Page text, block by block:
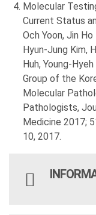
Molecular
Current Status
Och Yoon, Jin Ho
Hyun-Jung Kim,
Huh, Young-
Group of the
Molecular
Pathologists,
Medicine 2017;
10, 2017.